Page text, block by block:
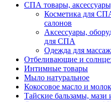
СПА товары,
Косметика для
салонов
Аксессуары,
для СПА
Одежда для
Отбеливающие и
Интимные товары
Мыло натуральное
Кокосовое масло и
Тайские бальзамы, мази